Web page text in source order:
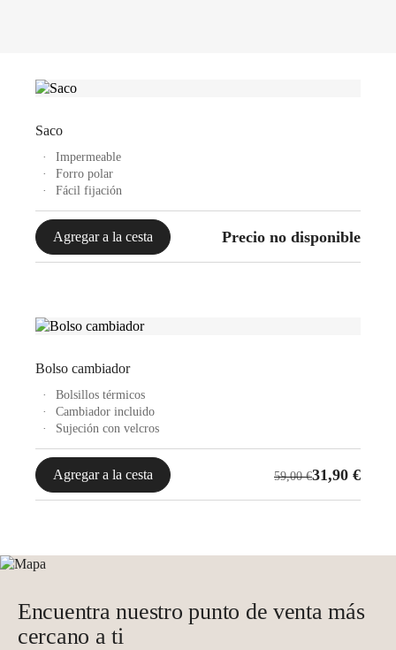
Saco
Impermeable
Forro polar
Fácil fijación
Agregar a la cesta Precio no disponible
Bolso cambiador
Bolsillos térmicos
Cambiador incluido
Sujeción con velcros
Agregar a la cesta 59,00€
El
59,00 €.
31,90 €
El
31,90 €.
Encuentra nuestro punto de venta más
cercano a ti